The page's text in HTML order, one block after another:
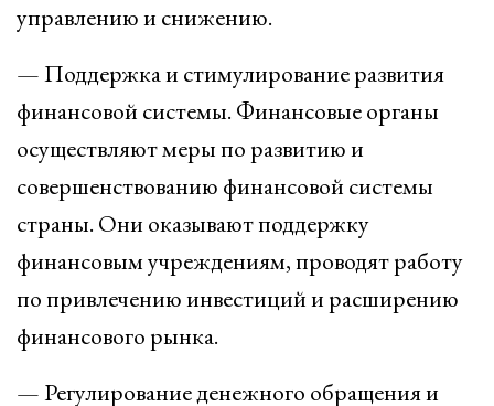
управлению и снижению.
— Поддержка и стимулирование развития
финансовой системы. Финансовые органы
осуществляют меры по развитию и
совершенствованию финансовой системы
страны. Они оказывают поддержку
финансовым учреждениям, проводят работу
по привлечению инвестиций и расширению
финансового рынка.
— Регулирование денежного обращения и